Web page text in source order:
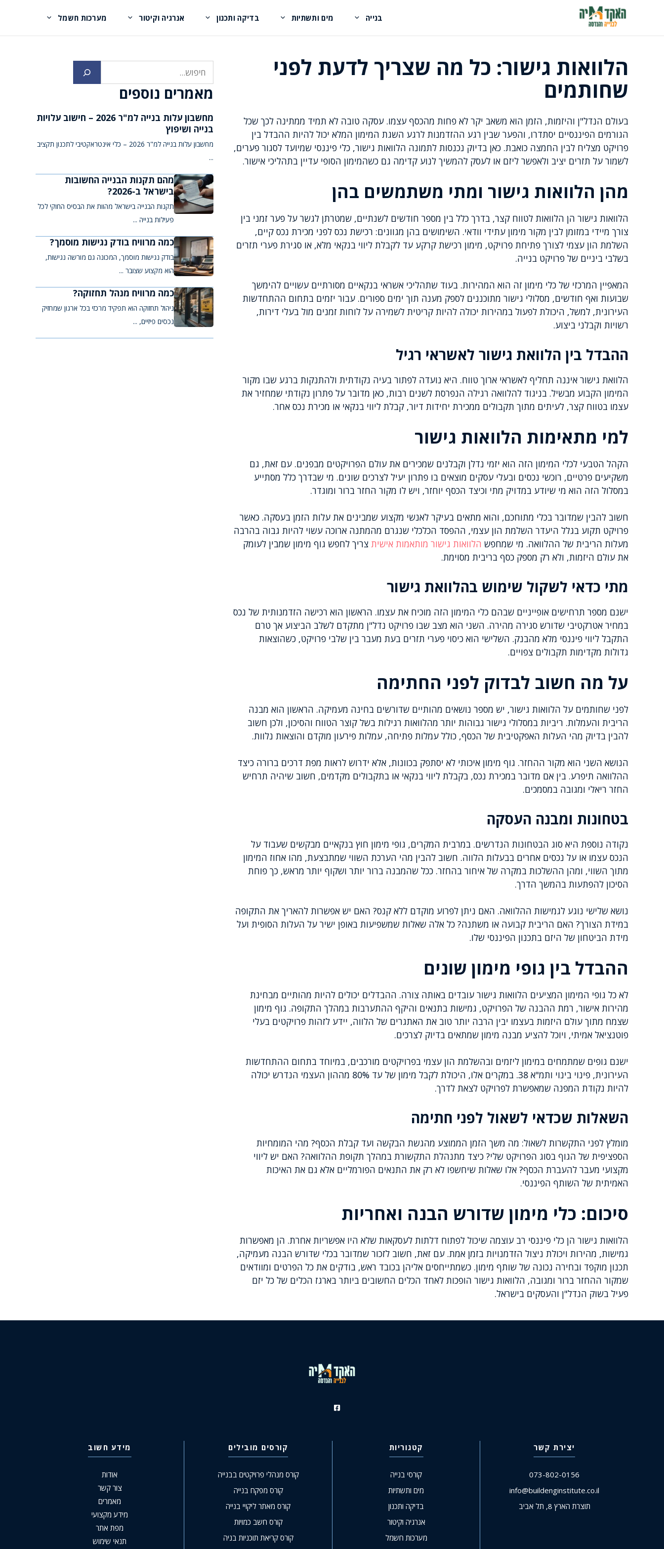
בנייה מים ותשתיות בדיקה ותכנון אנרגיה וקיטור מערכות חשמל
הלוואות גישור: כל מה שצריך לדעת לפני
שחותמים
בעולם הנדל"ן והיזמות, הזמן הוא משאב יקר לא פחות מהכסף עצמו. עסקה טובה לא תמיד ממתינה לכך שכל
הגורמים הפיננסיים יסתדרו, והפער שבין רגע ההזדמנות לרגע השגת המימון המלא יכול להיות ההבדל בין
פרויקט מצליח לבין החמצה כואבת. כאן בדיוק נכנסות לתמונה הלוואות גישור, כלי פיננסי שמיועד לסגור פערים,
לשמור על תזרים יציב ולאפשר ליזם או לעסק להמשיך לנוע קדימה גם כשהמימון הסופי עדיין בתהליכי אישור.
מהן הלוואות גישור ומתי משתמשים בהן
הלוואות גישור הן הלוואות לטווח קצר, בדרך כלל בין מספר חודשים לשנתיים, שמטרתן לגשר על פער זמני בין
צורך מיידי במזומן לבין מקור מימון עתידי וודאי. השימושים בהן מגוונים: רכישת נכס לפני מכירת נכס קיים,
השלמת הון עצמי לצורך פתיחת פרויקט, מימון רכישת קרקע עד לקבלת ליווי בנקאי מלא, או סגירת פערי תזרים
בשלבי ביניים של פרויקט בנייה.
המאפיין המרכזי של כלי מימון זה הוא המהירות. בעוד שתהליכי אשראי בנקאיים מסורתיים עשויים להימשך
שבועות ואף חודשים, מסלולי גישור מתוכננים לספק מענה תוך ימים ספורים. עבור יזמים בתחום ההתחדשות
העירונית, למשל, היכולת לפעול במהירות יכולה להיות קריטית לשמירה על לוחות זמנים מול בעלי דירות,
רשויות וקבלני ביצוע.
ההבדל בין הלוואת גישור לאשראי רגיל
הלוואת גישור איננה תחליף לאשראי ארוך טווח. היא נועדה לפתור בעיה נקודתית ולהתנקות ברגע שבו מקור
המימון הקבוע מבשיל. בניגוד להלוואה רגילה הנפרסת לשנים רבות, כאן מדובר על פתרון נקודתי שמחזיר את
עצמו בטווח קצר, לעיתים מתוך תקבולים ממכירת יחידות דיור, קבלת ליווי בנקאי או מכירת נכס אחר.
למי מתאימות הלוואות גישור
הקהל הטבעי לכלי המימון הזה הוא יזמי נדלן וקבלנים שמכירים את עולם הפרויקטים מבפנים. עם זאת, גם
משקיעים פרטיים, רוכשי נכסים ובעלי עסקים מוצאים בו פתרון יעיל לצרכים שונים. מי שבדרך כלל מסתייע
במסלול הזה הוא מי שיודע במדויק מתי וכיצד הכסף יוחזר, ויש לו מקור החזר ברור ומוגדר.
חשוב להבין שמדובר בכלי מתוחכם, והוא מתאים בעיקר לאנשי מקצוע שמבינים את עלות הזמן בעסקה. כאשר
פרויקט תקוע בגלל היעדר השלמת הון עצמי, ההפסד הכלכלי שנגרם מהמתנה ארוכה עשוי להיות גבוה בהרבה
מעלות הריבית של ההלוואה. מי שמחפש הלוואות גישור מותאמות אישית צריך לחפש גוף מימון שמבין לעומק
את עולם היזמות, ולא רק מספק כסף בריבית מסוימת.
מתי כדאי לשקול שימוש בהלוואת גישור
ישנם מספר תרחישים אופייניים שבהם כלי המימון הזה מוכיח את עצמו. הראשון הוא רכישה הזדמנותית של נכס
במחיר אטרקטיבי שדורש סגירה מהירה. השני הוא מצב שבו פרויקט נדל"ן מתקדם לשלב הביצוע אך טרם
התקבל ליווי פיננסי מלא מהבנק. השלישי הוא כיסוי פערי תזרים בעת מעבר בין שלבי פרויקט, כשהוצאות
גדולות מקדימות תקבולים צפויים.
על מה חשוב לבדוק לפני החתימה
לפני שחותמים על הלוואות גישור, יש מספר נושאים מהותיים שדורשים בחינה מעמיקה. הראשון הוא מבנה
הריבית והעמלות. ריביות במסלולי גישור גבוהות יותר מהלוואות רגילות בשל קוצר הטווח והסיכון, ולכן חשוב
להבין בדיוק מהי העלות האפקטיבית של הכסף, כולל עמלות פתיחה, עמלות פירעון מוקדם והוצאות נלוות.
הנושא השני הוא מקור ההחזר. גוף מימון איכותי לא יסתפק בכוונות, אלא ידרוש לראות מפת דרכים ברורה כיצד
ההלוואה תיפרע. בין אם מדובר במכירת נכס, בקבלת ליווי בנקאי או בתקבולים מקדמים, חשוב שיהיה תרחיש
החזר ריאלי ומגובה במסמכים.
בטחונות ומבנה העסקה
נקודה נוספת היא סוג הבטחונות הנדרשים. במרבית המקרים, גופי מימון חוץ בנקאיים מבקשים שעבוד על
הנכס עצמו או על נכסים אחרים בבעלות הלווה. חשוב להבין מהי הערכת השווי שמתבצעת, מהו אחוז המימון
מתוך השווי, ומהן ההשלכות במקרה של איחור בהחזר. ככל שהמבנה ברור יותר ושקוף יותר מראש, כך פוחת
הסיכון להפתעות בהמשך הדרך.
נושא שלישי נוגע לגמישות ההלוואה. האם ניתן לפרוע מוקדם ללא קנס? האם יש אפשרות להאריך את התקופה
במידת הצורך? האם הריבית קבועה או משתנה? כל אלה שאלות שמשפיעות באופן ישיר על העלות הסופית ועל
מידת הביטחון של היזם בתכנון הפיננסי שלו.
ההבדל בין גופי מימון שונים
לא כל גופי המימון המציעים הלוואות גישור עובדים באותה צורה. ההבדלים יכולים להיות מהותיים מבחינת
מהירות אישור, רמת ההבנה של הפרויקט, גמישות בתנאים והיקף ההתערבות במהלך התקופה. גוף מימון
שצמח מתוך עולם היזמות בעצמו יבין הרבה יותר טוב את האתגרים של הלווה, יידע לזהות פרויקטים בעלי
פוטנציאל אמיתי, ויוכל להציע מבנה מימון שמתאים בדיוק לצרכים.
ישנם גופים שמתמחים במימון ליזמים ובהשלמת הון עצמי בפרויקטים מורכבים, במיוחד בתחום ההתחדשות
העירונית, פינוי בינוי ותמ"א 38. במקרים אלו, היכולת לקבל מימון של עד 80% מההון העצמי הנדרש יכולה
להיות נקודת המפנה שמאפשרת לפרויקט לצאת לדרך.
השאלות שכדאי לשאול לפני חתימה
מומלץ לפני התקשרות לשאול: מה משך הזמן הממוצע מהגשת הבקשה ועד קבלת הכסף? מהי המומחיות
הספציפית של הגוף בסוג הפרויקט שלי? כיצד מתנהלת התקשורת במהלך תקופת ההלוואה? האם יש ליווי
מקצועי מעבר להעברת הכסף? אלו שאלות שיחשפו לא רק את התנאים הפורמליים אלא גם את האיכות
האמיתית של השותף הפיננסי.
סיכום: כלי מימון שדורש הבנה ואחריות
הלוואות גישור הן כלי פיננסי רב עוצמה שיכול לפתוח דלתות לעסקאות שלא היו אפשריות אחרת. הן מאפשרות
גמישות, מהירות ויכולת ניצול הזדמנויות בזמן אמת. עם זאת, חשוב לזכור שמדובר בכלי שדורש הבנה מעמיקה,
תכנון מוקפד ובחירה נכונה של שותף מימון. כשמתייחסים אליהן בכובד ראש, בודקים את כל הפרטים ומוודאים
שמקור ההחזר ברור ומגובה, הלוואות גישור הופכות לאחד הכלים החשובים ביותר בארגז הכלים של כל יזם
פעיל בשוק הנדל"ן והעסקים בישראל.
מאמרים נוספים
מחשבון עלות בנייה למ"ר 2026 – חישוב עלויות
בנייה ושיפוץ
מחשבון עלות בנייה למ"ר 2026 – כלי אינטראקטיבי לתכנון תקציב
...
מהם תקנות הבנייה החשובות
בישראל ב-2026?
תקנות הבנייה בישראל מהוות את הבסיס החוקי לכל
פעילות בנייה ...
כמה מרוויח בודק נגישות מוסמך?
בודק נגישות מוסמך, המכונה גם מורשה נגישות,
הוא מקצוע שצובר ...
כמה מרוויח מנהל תחזוקה?
ניהול תחזוקה הוא תפקיד מרכזי בכל ארגון שמחזיק
נכסים פיזיים, ...
יצירת קשר
073-802-0156
info@buildenginstitute.co.il
תוצרת הארץ 8, תל אביב
קטגוריות
קורסי בנייה
מים ותשתיות
בדיקה ותכנון
אנרגיה וקיטור
מערכות חשמל
קורסים מובילים
קורס מנהלי פרויקטים בבנייה
קורס מפקח בנייה
קורס מאתר ליקויי בנייה
קורס חשב כמויות
קורס קריאת תוכניות בניה
מידע חשוב
אודות
צור קשר
מאמרים
מידע מקצועי
מפת אתר
תנאי שימוש